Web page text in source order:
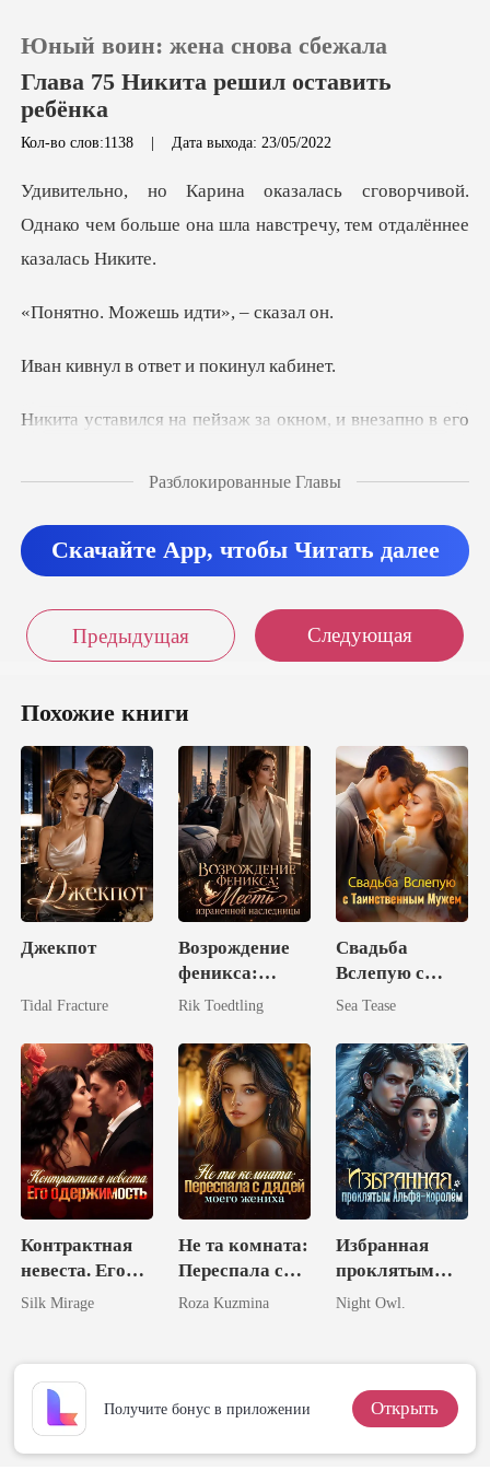
Пополнить
Скачать приложение
Юный воин: жена снова сбежала
Глава 75 Никита решил оставить
ребёнка
Кол-во слов:1138 | Дата выхода: 23/05/2022
рчивой.
Однако чем больше она шла навс
жешь идти»,
в ответ и по
за окном, и внезапно в его
вечер
Разблокированные Главы
Скачайте App, чтобы Читать далее
Предыдущая Следующая
Похожие книги
Джекпот
Tidal Fracture
Возрождение
феникса:
Месть
наследницы
Rik Toedtling
Свадьба
Вслепую с
Таинственным
Sea Tease
Контрактная
невеста. Его
одержимость
Silk Mirage
Не та комната:
Переспала с
дядей моего
Roza Kuzmina
Избранная
проклятым
Альфа-
Night Owl.
Получите бонус в приложении Открыть